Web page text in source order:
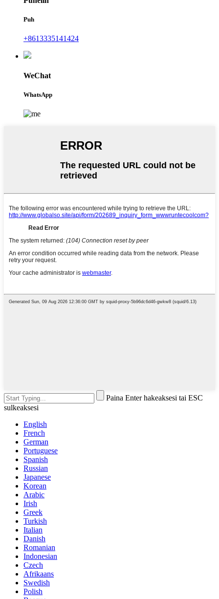
Puh
+8613335141424
WeChat
WhatsApp
Paina Enter hakeaksesi tai ESC
sulkeaksesi
English
French
German
Portuguese
Spanish
Russian
Japanese
Korean
Arabic
Irish
Greek
Turkish
Italian
Danish
Romanian
Indonesian
Czech
Afrikaans
Swedish
Polish